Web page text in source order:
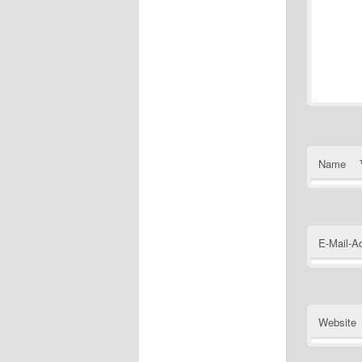
Name
E-Mail-
Website